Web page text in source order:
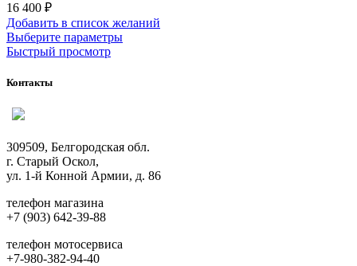
16 400 ₽
Добавить в список желаний
Выберите параметрыЭтот
на
товара.
Быстрый просмотр
Контакты
309509, Белгородская обл.
г. Старый Оскол,
ул. 1-й Конной Армии, д. 86
телефон магазина
+7 (903) 642-39-88
телефон мотосервиса
+7-980-382-94-40